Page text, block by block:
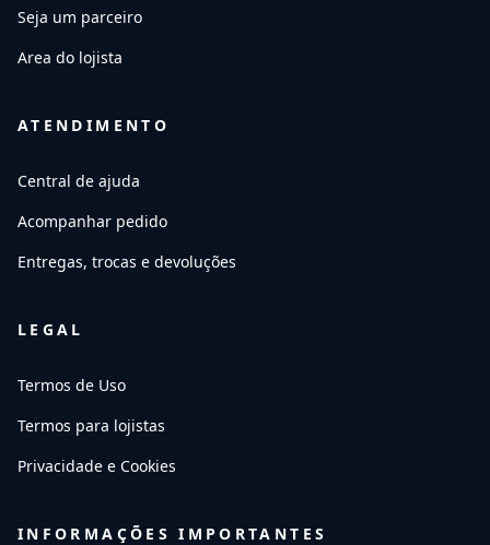
Seja um parceiro
Area do lojista
ATENDIMENTO
Central de ajuda
Acompanhar pedido
Entregas, trocas e devoluções
LEGAL
Termos de Uso
Termos para lojistas
Privacidade e Cookies
INFORMAÇÕES IMPORTANTES